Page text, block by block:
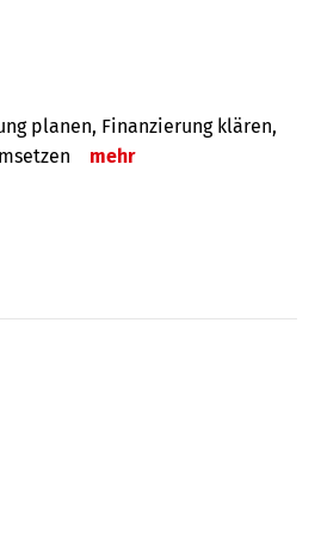
planen, Finanzierung klären,
mehr